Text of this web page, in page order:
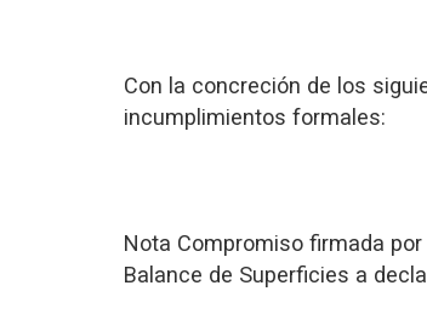
Con la concreción de los
incumplimientos formales:
Nota Compromiso firmada
Balance de Superficies a